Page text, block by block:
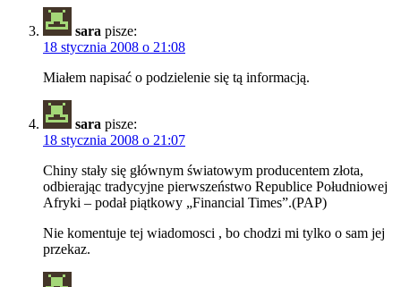
sara pisze:
18 stycznia 2008 o 21:08
Miałem napisać o podzielenie się tą informacją.
sara pisze:
18 stycznia 2008 o 21:07
Chiny stały się głównym światowym producentem złota,
odbierając tradycyjne pierwszeństwo Republice Południowej
Afryki – podał piątkowy „Financial Times”.(PAP)
Nie komentuje tej wiadomosci , bo chodzi mi tylko o sam jej
przekaz.